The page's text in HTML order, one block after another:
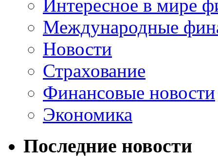
Интересное в мире
Международные
Новости
Страхование
Финансовые новости
Экономика
Последние новости